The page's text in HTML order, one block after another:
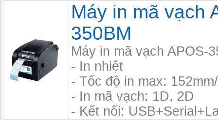
Máy in mã vạch
350BM
Máy in mã vạch APOS-
- In nhiệt
- Tốc độ in max:
- In mã vạch: 1D, 2D
- Kết nối: